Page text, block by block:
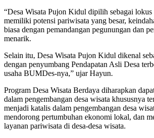
“Desa Wisata Pujon Kidul dipilih sebagai
memiliki potensi pariwisata yang besar,
biasa dengan pemandangan pegunungan dan
menarik.
Selain itu, Desa Wisata Pujon Kidul dikenal
dengan penyumbang Pendapatan Asli Desa
usaha BUMDes-nya,” ujar Hayun.
Program Desa Wisata Berdaya diharapkan
dalam pengembangan desa wisata khususnya
menjadi katalis dalam pengembangan desa
mendorong pertumbuhan ekonomi lokal, dan
layanan pariwisata di desa-desa wisata.